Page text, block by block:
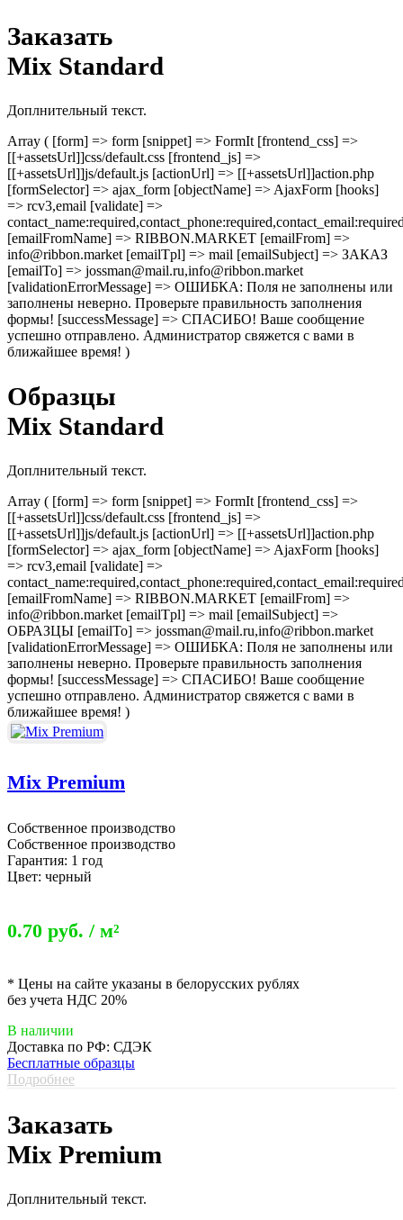
Заказать
Mix Standard
Доплнительный текст.
Array ( [form] => form [snippet] => FormIt [frontend_css] =>
[[+assetsUrl]]css/default.css [frontend_js] =>
[[+assetsUrl]]js/default.js [actionUrl] => [[+assetsUrl]]action.php
[formSelector] => ajax_form [objectName] => AjaxForm [hooks]
=> rcv3,email [validate] =>
[emailFromName] => RIBBON.MARKET [emailFrom] =>
info@ribbon.market [emailTpl] => mail [emailSubject] => ЗАКАЗ
[emailTo] => jossman@mail.ru,info@ribbon.market
[validationErrorMessage] => ОШИБКА: Поля не заполнены или
заполнены неверно. Проверьте правильность заполнения
формы! [successMessage] => СПАСИБО! Ваше сообщение
успешно отправлено. Администратор свяжется с вами в
ближайшее время! )
Образцы
Mix Standard
Доплнительный текст.
Array ( [form] => form [snippet] => FormIt [frontend_css] =>
[[+assetsUrl]]css/default.css [frontend_js] =>
[[+assetsUrl]]js/default.js [actionUrl] => [[+assetsUrl]]action.php
[formSelector] => ajax_form [objectName] => AjaxForm [hooks]
=> rcv3,email [validate] =>
[emailFromName] => RIBBON.MARKET [emailFrom] =>
info@ribbon.market [emailTpl] => mail [emailSubject] =>
ОБРАЗЦЫ [emailTo] => jossman@mail.ru,info@ribbon.market
[validationErrorMessage] => ОШИБКА: Поля не заполнены или
заполнены неверно. Проверьте правильность заполнения
формы! [successMessage] => СПАСИБО! Ваше сообщение
успешно отправлено. Администратор свяжется с вами в
ближайшее время! )
Mix Premium
Собственное производство
Собственное производство
Гарантия: 1 год
Цвет: черный
0.70 руб. / м²
* Цены на сайте указаны в белорусских рублях
без учета НДС 20%
В наличии
Доставка по РФ: СДЭК
Бесплатные образцы
Подробнее
Заказать
Mix Premium
Доплнительный текст.